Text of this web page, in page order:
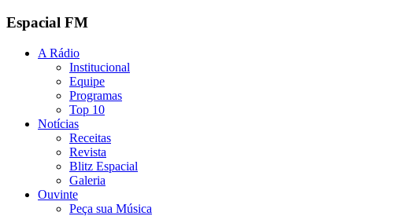
Espacial FM
A Rádio
Institucional
Equipe
Programas
Top 10
Notícias
Receitas
Revista
Blitz Espacial
Galeria
Ouvinte
Peça sua Música